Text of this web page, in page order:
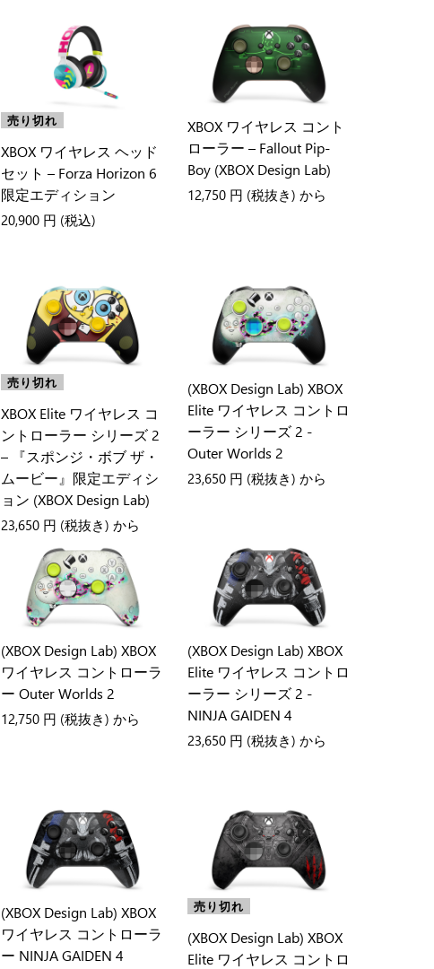
売り切れ
XBOX ワイヤレス ヘッド
セット – Forza Horizon 6
限定エディション
20,900 円 (税込)
XBOX ワイヤレス コント
ローラー – Fallout Pip-
Boy (XBOX Design Lab)
12,750 円 (税抜き) から
売り切れ
XBOX Elite ワイヤレス コ
ントローラー シリーズ 2
– 『スポンジ・ボブ ザ・
ムービー』限定エディシ
ョン (XBOX Design Lab)
23,650 円 (税抜き) から
(XBOX Design Lab) XBOX
Elite ワイヤレス コントロ
ーラー シリーズ 2 -
Outer Worlds 2
23,650 円 (税抜き) から
(XBOX Design Lab) XBOX
ワイヤレス コントローラ
ー Outer Worlds 2
12,750 円 (税抜き) から
(XBOX Design Lab) XBOX
Elite ワイヤレス コントロ
ーラー シリーズ 2 -
NINJA GAIDEN 4
23,650 円 (税抜き) から
(XBOX Design Lab) XBOX
ワイヤレス コントローラ
ー NINJA GAIDEN 4
売り切れ
(XBOX Design Lab) XBOX
Elite ワイヤレス コントロ